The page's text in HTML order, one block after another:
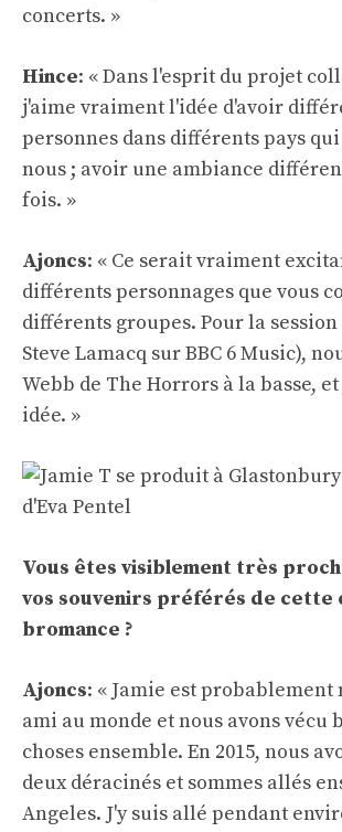
concerts. »
Hince: « Dans l'esprit du projet
j'aime vraiment l'idée d'avoir
personnes dans différents pays
nous ; avoir une ambiance
fois. »
Ajoncs: « Ce serait vraiment
différents personnages que vous
différents groupes. Pour la
Steve Lamacq sur BBC 6 Music),
Webb de The Horrors à la basse,
idée. »
Vous êtes visiblement très
vos souvenirs préférés de cette
bromance ?
Ajoncs: « Jamie est
ami au monde et nous avons vécu
choses ensemble. En 2015, nous
deux déracinés et sommes allés
Angeles. J'y suis allé pendant